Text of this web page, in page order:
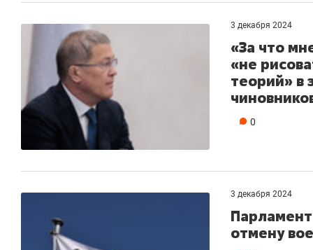
3 декабря 2024
«За что
«не
теорий» в
0
3 декабря 2024
отмену